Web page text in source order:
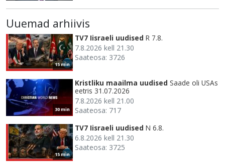
Uuemad arhiivis
15 min
TV7 Iisraeli uudised R 7.8.
7.8.2026 kell 21.30
Saateosa: 3726
30 min
Kristliku maailma uudised Saade oli USAs
eetris 31.07.2026
7.8.2026 kell 21.00
Saateosa: 717
15 min
TV7 Iisraeli uudised N 6.8.
6.8.2026 kell 21.30
Saateosa: 3725